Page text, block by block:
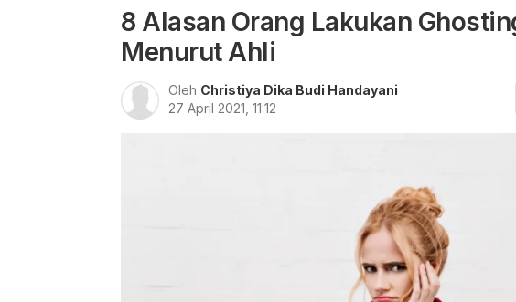
8 Alasan Orang Lakukan
Menurut Ahli
Oleh Christiya Dika Budi Handayani
27 April 2021, 11:12